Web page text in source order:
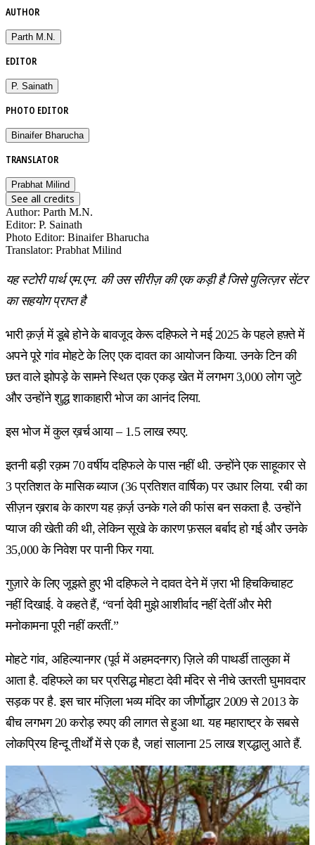
AUTHOR
Parth M.N.
EDITOR
P. Sainath
PHOTO EDITOR
Binaifer Bharucha
TRANSLATOR
Prabhat Milind
See all credits
Author: Parth M.N.
Editor: P. Sainath
Photo Editor: Binaifer Bharucha
Translator: Prabhat Milind
यह स्टोरी पार्थ एम.एन. की उस सीरीज़ की एक कड़ी है जिसे पुलित्ज़र सेंटर
का सहयोग प्राप्त है
भारी क़र्ज़ में डूबे होने के बावजूद केरू दहिफले ने मई 2025 के पहले हफ़्ते में
अपने पूरे गांव मोहटे के लिए एक दावत का आयोजन किया. उनके टिन की
छत वाले झोपड़े के सामने स्थित एक एकड़ खेत में लगभग 3,000 लोग जुटे
और उन्होंने शुद्ध शाकाहारी भोज का आनंद लिया.
इस भोज में कुल ख़र्च आया – 1.5 लाख रुपए.
इतनी बड़ी रक़म 70 वर्षीय दहिफले के पास नहीं थी. उन्होंने एक साहूकार से
3 प्रतिशत के मासिक ब्याज (36 प्रतिशत वार्षिक) पर उधार लिया. रबी का
सीज़न ख़राब के कारण यह क़र्ज़ उनके गले की फांस बन सकता है. उन्होंने
प्याज की खेती की थी, लेकिन सूखे के कारण फ़सल बर्बाद हो गई और उनके
35,000 के निवेश पर पानी फिर गया.
गुज़ारे के लिए जूझते हुए भी दहिफले ने दावत देने में ज़रा भी हिचकिचाहट
नहीं दिखाई. वे कहते हैं, “वर्ना देवी मुझे आशीर्वाद नहीं देतीं और मेरी
मनोकामना पूरी नहीं करतीं.”
मोहटे गांव, अहिल्यानगर (पूर्व में अहमदनगर) ज़िले की पाथर्डी तालुका में
आता है. दहिफले का घर प्रसिद्ध मोहटा देवी मंदिर से नीचे उतरती घुमावदार
सड़क पर है. इस चार मंज़िला भव्य मंदिर का जीर्णोद्धार 2009 से 2013 के
बीच लगभग 20 करोड़ रुपए की लागत से हुआ था. यह महाराष्ट्र के सबसे
लोकप्रिय हिन्दू तीर्थों में से एक है, जहां सालाना 25 लाख श्रद्धालु आते हैं.